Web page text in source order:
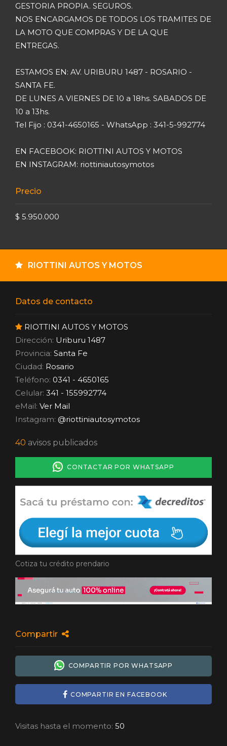
GESTORIA PROPIA. SEGUROS.
NOS ENCARGAMOS DE TODOS LOS TRAMITES DE
LA MOTO QUE COMPRAS Y DE LA QUE
ENTREGAS.
ESTAMOS EN: AV. URIBURU 1487 - ROSARIO -
SANTA FE.
DE LUNES A VIERNES DE 10 a 18hs. SABADOS DE
10 a 13hs.
Tel Fijo : 0341-4650165 - WhatsApp : 341-5-992774
EN FACEBOOK: RIOTTINI AUTOS Y MOTOS
EN INSTAGRAM: riottiniautosymotos
Precio
$ 5.950.000
RIOTTINI AUTOS Y MOTOS
Datos de contacto
RIOTTINI AUTOS Y MOTOS
Dirección: Uriburu 1487
Provincia: Santa Fe
Ciudad: Rosario
Teléfono: 0341 - 4650165
Celular: 341 - 155992774
eMail: Ver Mail
Instagram: @riottiniautosymotos
40 avisos publicados
CONTACTAR POR WHATSAPP
Cotiza tu crédito prendario
Compartir
COMPARTIR POR WHATSAPP
COMPARTIR EN FACEBOOK
Visitas hasta el momento: 50